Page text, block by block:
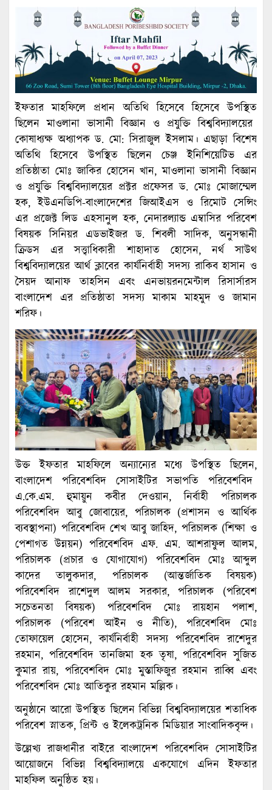
ইফতার মাহফিলে প্রধান অতিথি হিসেবে হিসেবে উপস্থিত
ছিলেন মাওলানা ভাসানী বিজ্ঞান ও প্রযুক্তি বিশ্ববিদ্যালয়ের
কোষাধ্যক্ষ অধ্যাপক ড. মো: সিরাজুল ইসলাম। এছাড়া বিশেষ
অতিথি হিসেবে উপস্থিত ছিলেন চেঞ্জ ইনিশিয়েটিভ এর
প্রতিষ্ঠাতা মোঃ জাকির হোসেন খান, মাওলানা ভাসানী বিজ্ঞান
ও প্রযুক্তি বিশ্ববিদ্যালয়ের প্রক্টর প্রফেসর ড. মোঃ মোজাম্মেল
হক, ইউএনডিপি-বাংলাদেশের জিআইএস ও রিমোট সেন্সিং
এর প্রজেক্ট লিড এহসানুল হক, নেদারল্যান্ড এম্বাসির পরিবেশ
বিষয়ক সিনিয়র এডভাইজর ড. শিবলী সাদিক, অনুসন্ধানী
ক্রিডস এর সত্ত্বাধিকারী শাহাদাত হোসেন, নর্থ সাউথ
বিশ্ববিদ্যালয়ের আর্থ ক্লাবের কার্যনির্বাহী সদস্য রাকিব হাসান ও
সৈয়দ আনাফ তাহসিন এবং এনভায়রনমেন্টাল রিসার্সারস
বাংলাদেশ এর প্রতিষ্ঠাতা সদস্য মাকাম মাহমুদ ও জামান
শরিফ।
উক্ত ইফতার মাহফিলে অন্যান্যের মধ্যে উপস্থিত ছিলেন,
বাংলাদেশ পরিবেশবিদ সোসাইটির সভাপতি পরিবেশবিদ
এ.কে.এম. হুমায়ুন কবীর দেওয়ান, নির্বাহী পরিচালক
পরিবেশবিদ আবু জোবায়ের, পরিচালক (প্রশাসন ও আর্থিক
ব্যবস্থাপনা) পরিবেশবিদ শেখ আবু জাহিদ, পরিচালক (শিক্ষা ও
পেশাগত উন্নয়ন) পরিবেশবিদ এফ. এম. আশরাফুল আলম,
পরিচালক (প্রচার ও যোগাযোগ) পরিবেশবিদ মোঃ আব্দুল
কাদের তালুকদার, পরিচালক (আন্তর্জাতিক বিষয়ক)
পরিবেশবিদ রাশেদুল আলম সরকার, পরিচালক (পরিবেশ
সচেতনতা বিষয়ক) পরিবেশবিদ মোঃ রায়হান পলাশ,
পরিচালক (পরিবেশ আইন ও নীতি), পরিবেশবিদ মোঃ
তোফায়েল হোসেন, কার্যনির্বাহী সদস্য পরিবেশবিদ রাশেদুর
রহমান, পরিবেশবিদ তানজিমা হক তৃষা, পরিবেশবিদ সুজিত
কুমার রায়, পরিবেশবিদ মোঃ মুস্তাফিজুর রহমান রাব্বি এবং
পরিবেশবিদ মোঃ আতিকুর রহমান মল্লিক।
অনুষ্ঠানে আরো উপস্থিত ছিলেন বিভিন্ন বিশ্ববিদ্যালয়ের শতাধিক
পরিবেশ স্নাতক, প্রিন্ট ও ইলেকট্রনিক মিডিয়ার সাংবাদিকবৃন্দ।
উল্লেখ্য রাজধানীর বাইরে বাংলাদেশ পরিবেশবিদ সোসাইটির
আয়োজনে বিভিন্ন বিশ্ববিদ্যালয়ে একযোগে এদিন ইফতার
মাহফিল অনুষ্ঠিত হয়।